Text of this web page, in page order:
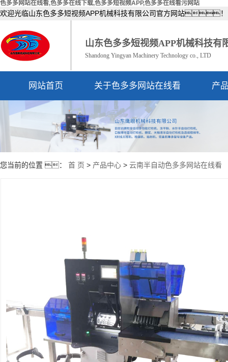
色多多网站在线看,色多多在线下载,色多多短视频APP,色多多在线看污网站
欢迎光临山东色多多短视频APP机械科技有限公司官方网站！
山东色多多短视频APP机械科技有
Shandong Yingyan Machinery Technology co., LTD
网站首页 关于色多多网站在线看
公司简介
资质荣誉
产
您当前的位置 ： 首 页 > 产品中心 > 云南半自动色多多网站在线看